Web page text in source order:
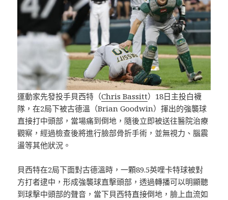
運動家先發投手貝西特（Chris Bassitt）18日主投白襪
隊，在2局下被古德溫（Brian Goodwin）揮出的強襲球
直接打中頭部，當場痛到倒地，隨後立即被送往醫院治療
觀察，經過檢查後將進行臉部骨折手術，並無視力、腦震
盪等其他狀況。
貝西特在2局下面對古德溫時，一顆89.5英哩卡特球被對
方打者逮中，形成強襲球直擊頭部，透過轉播可以明顯聽
到球擊中頭部的聲音，當下貝西特直接倒地，臉上血流如